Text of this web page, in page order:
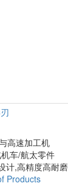
高速加工机
车/航太零件
计,高精度高耐磨
Products